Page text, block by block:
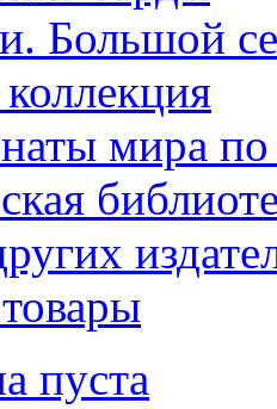
Большой
мира по
пуста